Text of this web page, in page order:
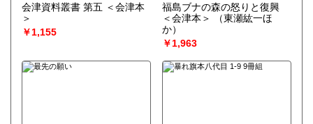
会津資料叢書 第五 ＜会津本
＞
￥1,155
福島ブナの森の怒りと復興
＜会津本＞
（東瀬紘一ほ
か）
￥1,963